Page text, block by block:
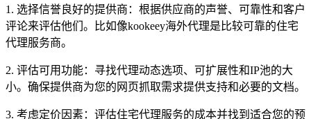
1. 选择信誉良好的提供商：根据供应商的声誉、可靠性和客户
评论来评估他们。比如像kookeey海外代理是比较可靠的住宅
代理服务商。
2. 评估可用功能：寻找代理动态选项、可扩展性和IP池的大
小。确保提供商为您的网页抓取需求提供支持和必要的文档。
3. 考虑定价因素：评估住宅代理服务的成本并找到适合您的预